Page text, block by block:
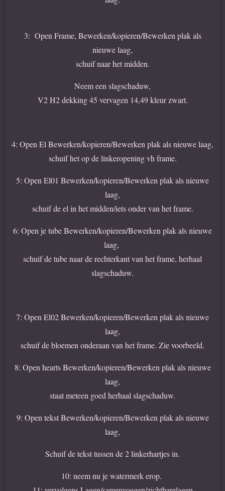
3: Open Frame, Bewerken/kopieren/Bewerken plak als
nieuwe laag,
schuif naar het midden.
Neem een slagschaduw,
V2 H2 dekking 45 vervagen 14,49 kleur zwart.
4: Open El Bewerken/kopieren/Bewerken plak als nieuwe laag,
schuif het op de linkeropening vh frame.
5: Open El01 Bewerken/kopieren/Bewerken plak als nieuwe
laag,
schuif de el in het midden/iets onder van het frame.
6: Open je tube Bewerken/kopieren/Bewerken plak als nieuwe
laag,
schuif de tube naar de rechterkant van het frame, herhaal
slagschaduw.
7: Open El02 Bewerken/kopieren/Bewerken plak als nieuwe
laag,
schuif de bloemen onderaan van het frame. Zie voorbeeld.
8: Open hearts Bewerken/kopieren/Bewerken plak als nieuwe
laag,
staat meteen goed herhaal slagschaduw.
9: Open tekst Bewerken/kopieren/Bewerken plak als nieuwe
laag,
Schuif de tekst tussen de 2 linkerhartjes in.
10: neem nu je watermerk erop.